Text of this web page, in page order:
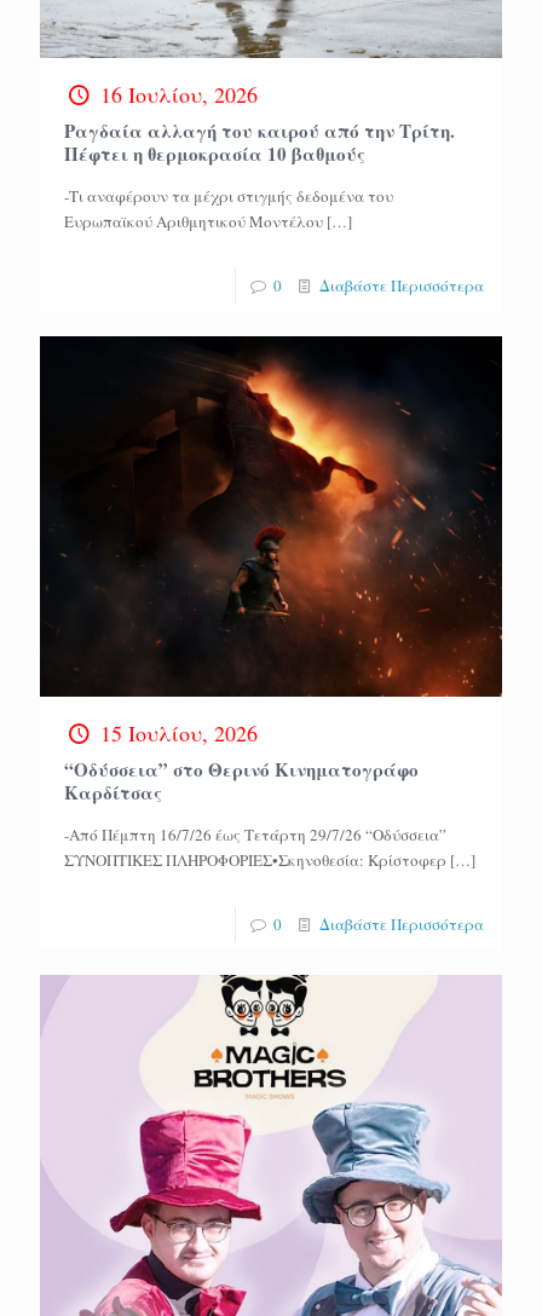
16 Ιουλίου, 2026
Ραγδαία αλλαγή του καιρού από την Τρίτη.
Πέφτει η θερμοκρασία 10 βαθμούς
-Τι αναφέρουν τα μέχρι στιγμής δεδομένα του
Ευρωπαϊκού Αριθμητικού Μοντέλου […]
0 Διαβάστε Περισσότερα
15 Ιουλίου, 2026
“Οδύσσεια” στο Θερινό Κινηματογράφο
Καρδίτσας
-Από Πέμπτη 16/7/26 έως Τετάρτη 29/7/26 “Οδύσσεια”
ΣΥΝΟΠΤΙΚΕΣ ΠΛΗΡΟΦΟΡΙΕΣ•Σκηνοθεσία: Κρίστοφερ […]
0 Διαβάστε Περισσότερα